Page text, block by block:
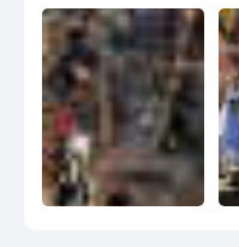
时时
待到合
由散人
立山头
了以上
大“特色
《一念
派，参
线，以
法体验
活动池
体系与
术与打
侠在多
斗手感
欢迎少